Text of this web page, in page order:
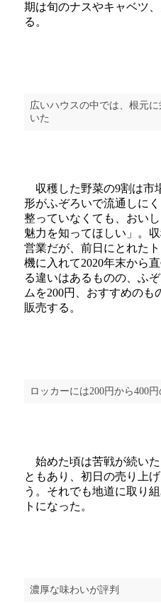
期は旬のナスやキャベツ
る。
広いハウスの中では、根元
いた
収穫した野菜の9割は市
形がふぞろいで流通しに
整っていなくても、おい
魅力を知ってほしい」。
営業だが、前日にとれた
機に入れて2020年末から
る違いはあるものの、ふ
ムを200円、おすすめのも
販売する。
ロッカーには200円から400
始めた頃は苦戦が続い
ともあり、初日の売り上
う。それでも地道に取り
トになった。
濃厚な味わいが評判